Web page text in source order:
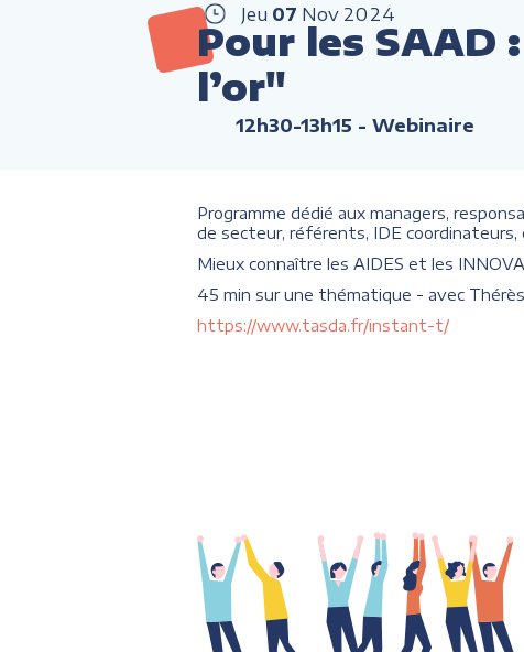
Jeu 07 Nov 2024
Pour les
l’or"
12h30-13h15 - Webinaire
Programme dédié aux managers,
de secteur, référents, IDE coordinateurs,
Mieux connaître les AIDES et les
45 min sur une thématique - avec
https://www.tasda.fr/instant-t/